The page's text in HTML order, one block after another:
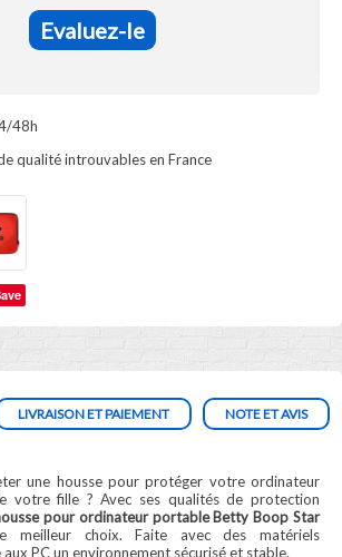
Evaluez-le
48h
qualité introuvables en France
LIVRAISON ET PAIEMENT NOTE ET AVIS
une housse pour protéger votre ordinateur
votre fille ? Avec ses qualités de protection
pour ordinateur portable Betty Boop Star
meilleur choix. Faite avec des matériels
PC un environnement sécurisé et stable.